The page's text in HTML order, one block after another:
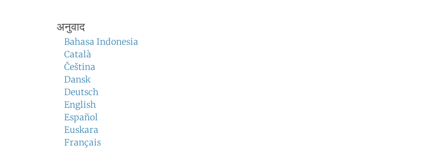
अनुवाद
Bahasa Indonesia
Català
Čeština
Dansk
Deutsch
English
Español
Euskara
Français